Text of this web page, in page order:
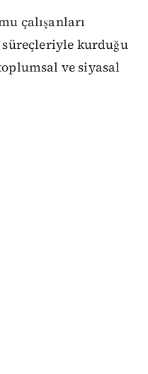
çalışanları
kurduğu
ve siyasal